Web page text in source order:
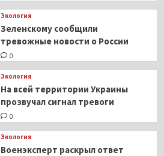
Экология
Зеленскому сообщили
тревожные новости о России
0
Экология
На всей территории Украины
прозвучал сигнал тревоги
0
Экология
Военэксперт раскрыл ответ